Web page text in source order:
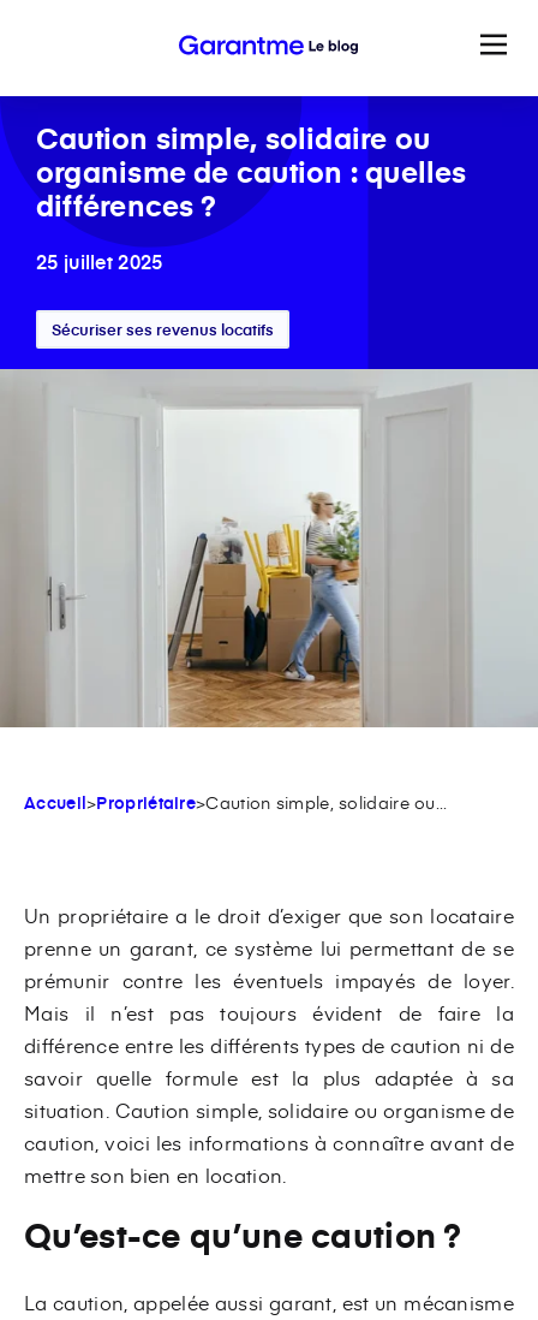
Caution simple, solidaire ou
organisme de caution : quelles
différences ?
25 juillet 2025
Sécuriser ses revenus locatifs
Accueil>Propriétaire>Caution simple, solidaire ou...
Un propriétaire a le droit d’exiger que son locataire
prenne un garant, ce système lui permettant de se
prémunir contre les éventuels impayés de loyer.
Mais il n’est pas toujours évident de faire la
différence entre les différents types de caution ni de
savoir quelle formule est la plus adaptée à sa
situation. Caution simple, solidaire ou organisme de
caution, voici les informations à connaître avant de
mettre son bien en location.
Qu’est-ce qu’une caution ?
La caution, appelée aussi garant, est un mécanisme